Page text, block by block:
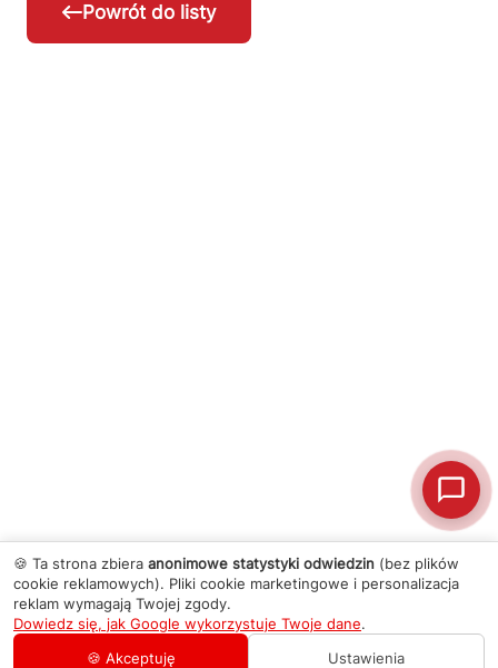
Powrót do listy
🍪 Ta strona zbiera anonimowe statystyki odwiedzin (bez plików
cookie reklamowych). Pliki cookie marketingowe i personalizacja
reklam wymagają Twojej zgody.
Dowiedz się, jak Google wykorzystuje Twoje dane.
🍪 Akceptuję
Ustawienia